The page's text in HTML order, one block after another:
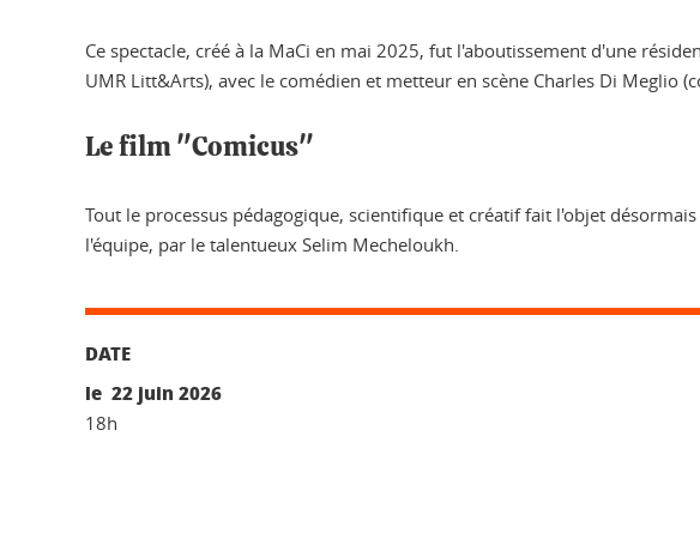
Ce spectacle, créé à la MaCi en mai 2025, fut l'aboutissement d'une
UMR Litt&Arts), avec le comédien et metteur en scène Charles Di Meglio
Le film "Comicus"
Tout le processus pédagogique, scientifique et créatif fait l'objet
l'équipe, par le talentueux Selim Mecheloukh.
DATE
le 22 juin 2026
18h